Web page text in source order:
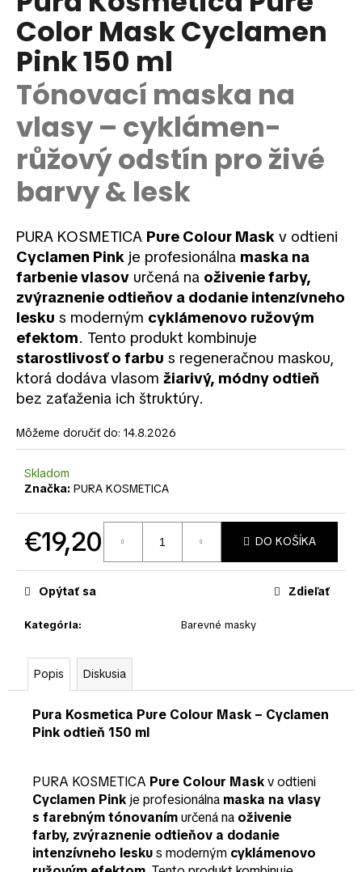
je
0,0
z
5
hviezdičiek.
Color Mask Cyclamen
Pink 150 ml
Tónovací maska na
vlasy – cyklámen-
růžový odstín pro živé
barvy & lesk
PURA KOSMETICA Pure Colour Mask v odtieni
Cyclamen Pink je profesionálna maska na
farbenie vlasov určená na oživenie farby,
zvýraznenie odtieňov a dodanie intenzívneho
lesku s moderným cyklámenovo ružovým
efektom. Tento produkt kombinuje
starostlivosť o farbu s regeneračnou maskou,
ktorá dodáva vlasom žiarivý, módny odtieň
bez zaťaženia ich štruktúry.
Môžeme doručiť do: 14.8.2026
Skladom
Značka: PURA KOSMETICA
€19,20 DO KOŠÍKA
Kategória: Barevné masky
Opýtať sa Zdieľať
Popis Diskusia
Pura Kosmetica Pure Colour Mask – Cyclamen
Pink odtieň 150 ml
PURA KOSMETICA Pure Colour Maskv odtieni
Cyclamen Pink je profesionálna maska na vlasy
s farebným tónovanímurčená na oživenie
farby, zvýraznenie odtieňov a dodanie
intenzívneho leskus moderným cyklámenovo
á
j
s
ť
?
HĽADAŤ
O
d
p
o
r
ú
č
a
m